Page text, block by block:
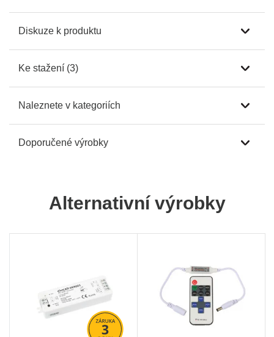
Diskuze k produktu
Ke stažení (3)
Naleznete v kategoriích
Doporučené výrobky
Alternativní výrobky